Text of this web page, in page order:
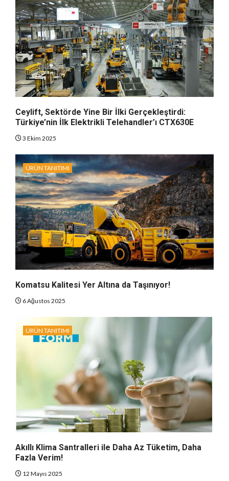
Ceylift, Sektörde Yine Bir İlki Gerçekleştirdi:
Türkiye’nin İlk Elektrikli Telehandler’ı CTX630E
3 Ekim 2025
ÜRÜN TANITIMI
Komatsu Kalitesi Yer Altına da Taşınıyor!
6 Ağustos 2025
ÜRÜN TANITIMI
Akıllı Klima Santralleri ile Daha Az Tüketim, Daha
Fazla Verim!
12 Mayıs 2025